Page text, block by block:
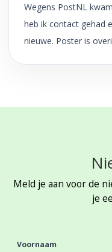
Wegens PostNL
heb ik contact gehad
nieuwe. Poster is
Meld je aan voor de
je
Voornaam